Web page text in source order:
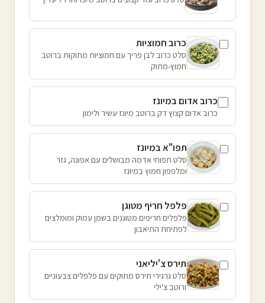
כרוב חמוציות
סלט כרוב לבן פריך עם חמוציות מתוקות ברוטב
חמוץ-מתוק
כרוב אדום במיונז
כרוב אדום קצוץ דק ברוטב מיונז עשיר ולימון
תפו"א במיונז
סלט תפוחי אדמה מבושלים עם אפונה, גזר
ומלפפון חמוץ במיונז
פלפל חריף מטוגן
פלפלים חריפים מטוגנים בשמן עמוק ומומלצים
לפתיחת התיאבון
תירס צ'יליאני
סלט גרגירי תירס מתוקים עם פלפלים צבעוניים
ורוטב צ'ילי